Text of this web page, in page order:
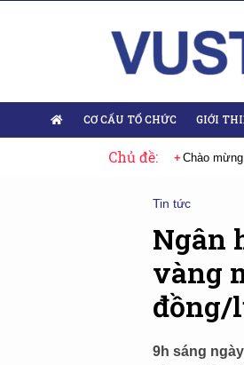
CƠ CẤU TỔ CHỨC GIỚI
Chủ đề:
hội lần thứ XIV của Đảng Chào
Tin tức
Ngân
vàng
đồng/
9h sáng